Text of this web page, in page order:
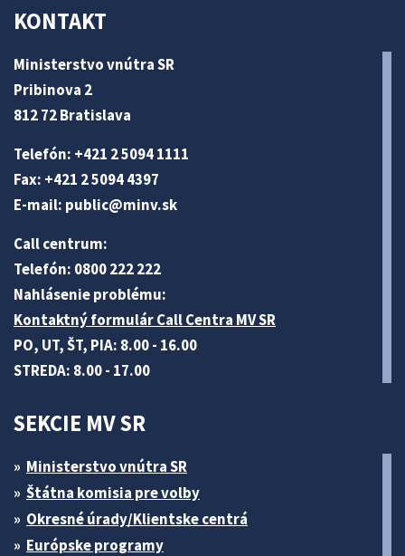
KONTAKT
Ministerstvo vnútra SR
Pribinova 2
812 72 Bratislava
Telefón: +421 2 5094 1111
Fax: +421 2 5094 4397
E-mail: public@minv.sk
Call centrum:
Telefón: 0800 222 222
Nahlásenie problému:
Kontaktný formulár Call Centra MV SR
PO, UT, ŠT, PIA: 8.00 - 16.00
STREDA: 8.00 - 17.00
SEKCIE MV SR
Ministerstvo vnútra SR
Štátna komisia pre volby
Okresné úrady/Klientske centrá
Európske programy